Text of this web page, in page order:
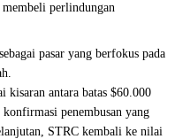
perlindungan
pasar yang berfokus pada
kisaran antara batas $60.000
penembusan yang
STRC kembali ke nilai